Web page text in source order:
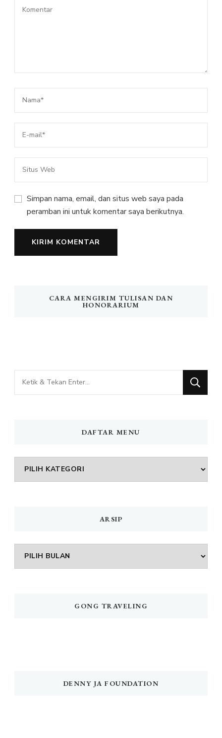
Simpan nama, email, dan situs web saya pada
peramban ini untuk komentar saya berikutnya.
CARA MENGIRIM TULISAN DAN
HONORARIUM
Mencari
Sesuatu?
DAFTAR MENU
DAFTAR
MENU
ARSIP
Arsip
GONG TRAVELING
DENNY JA FOUNDATION